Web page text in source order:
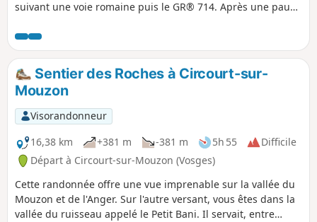
suivant une voie romaine puis le GR® 714. Après une pause
calvaire est à voir) et un long passage sous l'ombre des
forêts, traversez Jainvilotte et affrontez la Rue de la Folie
pour rejoindre Pompierre.
Sentier des Roches à Circourt-sur-
Mouzon
Visorandonneur
16,38 km
+381 m -381 m 5h 55
Difficile
Départ à Circourt-sur-Mouzon (Vosges)
Cette randonnée offre une vue imprenable sur la vallée du
Mouzon et de l'Anger. Sur l'autre versant, vous êtes dans la
vallée du ruisseau appelé le Petit Bani. Il servait, entre